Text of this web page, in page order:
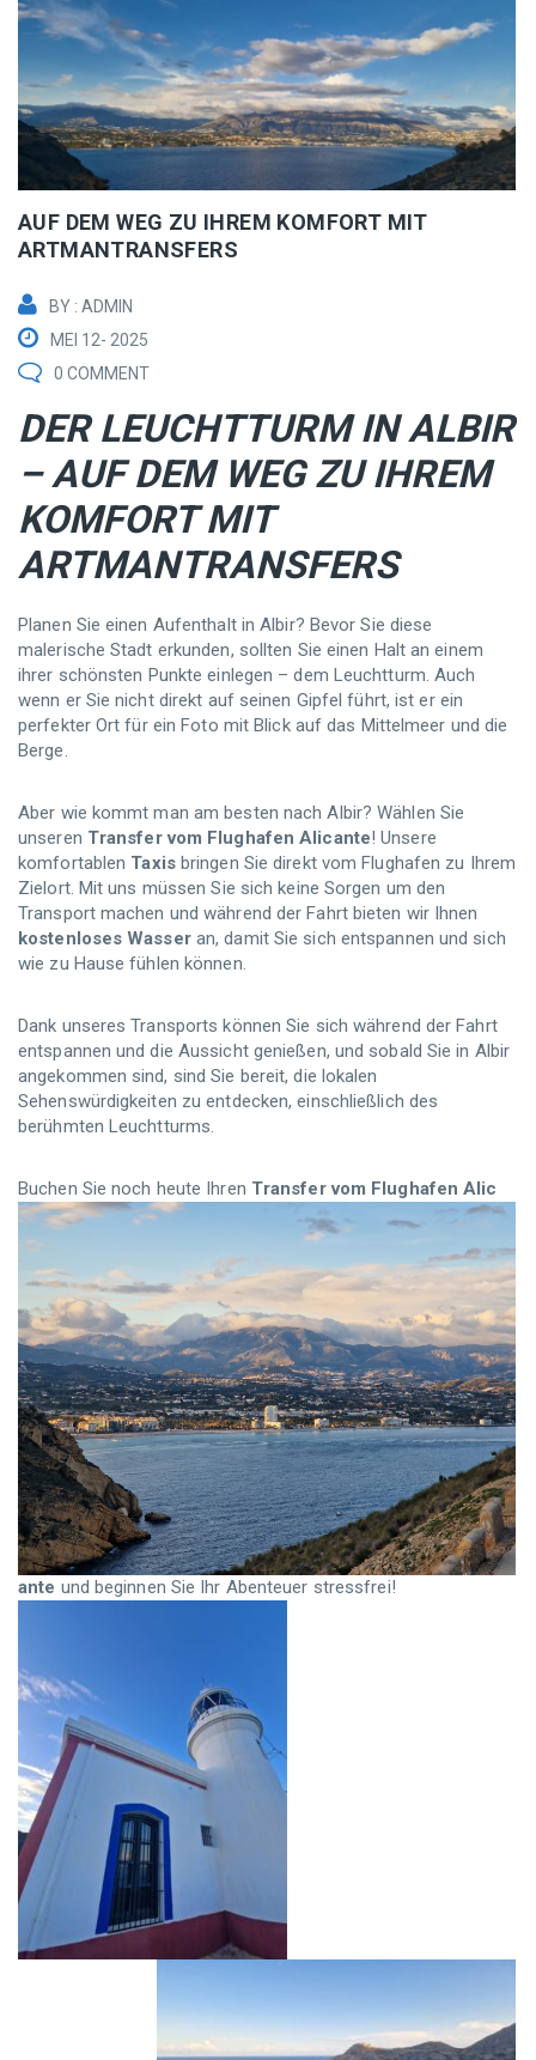
AUF DEM WEG ZU IHREM KOMFORT MIT
ARTMANTRANSFERS
BY : ADMIN
MEI 12- 2025
0 COMMENT
DER LEUCHTTURM IN ALBIR
– AUF DEM WEG ZU IHREM
KOMFORT MIT
ARTMANTRANSFERS
Planen Sie einen Aufenthalt in Albir? Bevor Sie diese
malerische Stadt erkunden, sollten Sie einen Halt an einem
ihrer schönsten Punkte einlegen – dem Leuchtturm. Auch
wenn er Sie nicht direkt auf seinen Gipfel führt, ist er ein
perfekter Ort für ein Foto mit Blick auf das Mittelmeer und die
Berge.
Aber wie kommt man am besten nach Albir? Wählen Sie
unseren Transfer vom Flughafen Alicante! Unsere
komfortablen Taxisbringen Sie direkt vom Flughafen zu Ihrem
Zielort. Mit uns müssen Sie sich keine Sorgen um den
Transport machen und während der Fahrt bieten wir Ihnen
kostenloses Wasseran, damit Sie sich entspannen und sich
wie zu Hause fühlen können.
Dank unseres Transports können Sie sich während der Fahrt
entspannen und die Aussicht genießen, und sobald Sie in Albir
angekommen sind, sind Sie bereit, die lokalen
Sehenswürdigkeiten zu entdecken, einschließlich des
berühmten Leuchtturms.
Buchen Sie noch heute Ihren Transfer vom Flughafen Alic
ante und beginnen Sie Ihr Abenteuer stressfrei!